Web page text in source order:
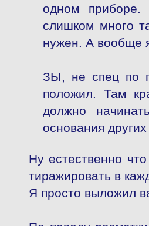
одном
слишком много
нужен. А вообще
ЗЫ, не спец по
положил. Там
должно
основания
Ну естественно
тиражировать в
Я просто выложил